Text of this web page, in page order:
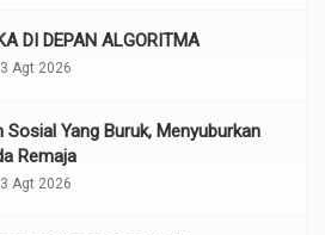
DI DEPAN ALGORITMA
Agt 2026
Sosial Yang Buruk, Menyuburkan
Remaja
Agt 2026